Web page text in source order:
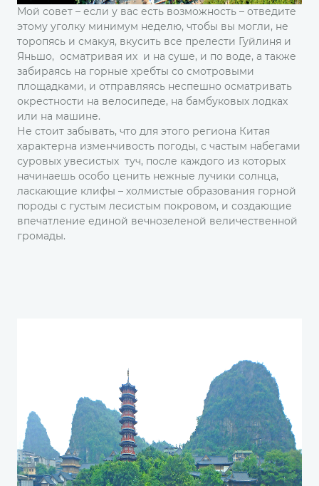
Мой совет – если у вас есть возможность – отведите
этому уголку минимум неделю, чтобы вы могли, не
торопясь и смакуя, вкусить все прелести Гуйлиня и
Яньшо, осматривая их и на суше, и по воде, а также
забираясь на горные хребты со смотровыми
площадками, и отправляясь неспешно осматривать
окрестности на велосипеде, на бамбуковых лодках
или на машине.
Не стоит забывать, что для этого региона Китая
характерна изменчивость погоды, с частым набегами
суровых увесистых туч, после каждого из которых
начинаешь особо ценить нежные лучики солнца,
ласкающие клифы – холмистые образования горной
породы с густым лесистым покровом, и создающие
впечатление единой вечнозеленой величественной
громады.